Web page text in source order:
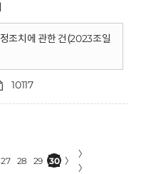
조치에 관한 건(2023조일
10117
27 28 29 30 〉
〉
〉